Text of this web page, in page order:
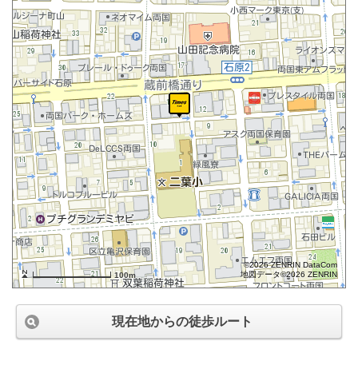
100m
©2026 ZENRIN DataCom
地図データ©2026 ZENRIN
現在地からの徒歩ルート